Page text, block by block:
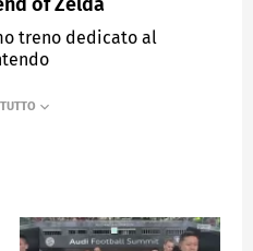
treno dedicato al